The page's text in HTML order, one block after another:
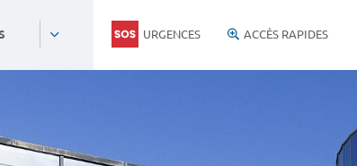
URGENCES ACCÈS RAPIDES